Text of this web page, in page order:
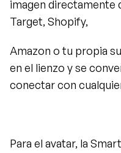
imagen directamente
Target, Shopify,
Amazon o tu propia
en el lienzo y se
conectar con
Para el avatar, la